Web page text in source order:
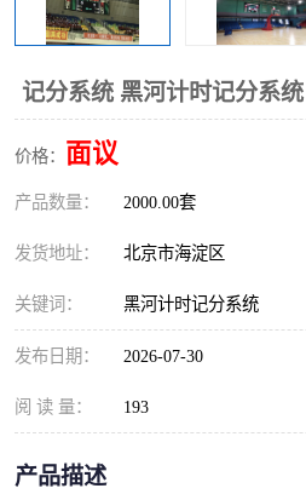
记分系统 黑河计时记分系统
价格： 面议
产品数量： 2000.00套
发货地址： 北京市海淀区
关键词： 黑河计时记分系统
发布日期： 2026-07-30
阅 读 量： 193
产品描述